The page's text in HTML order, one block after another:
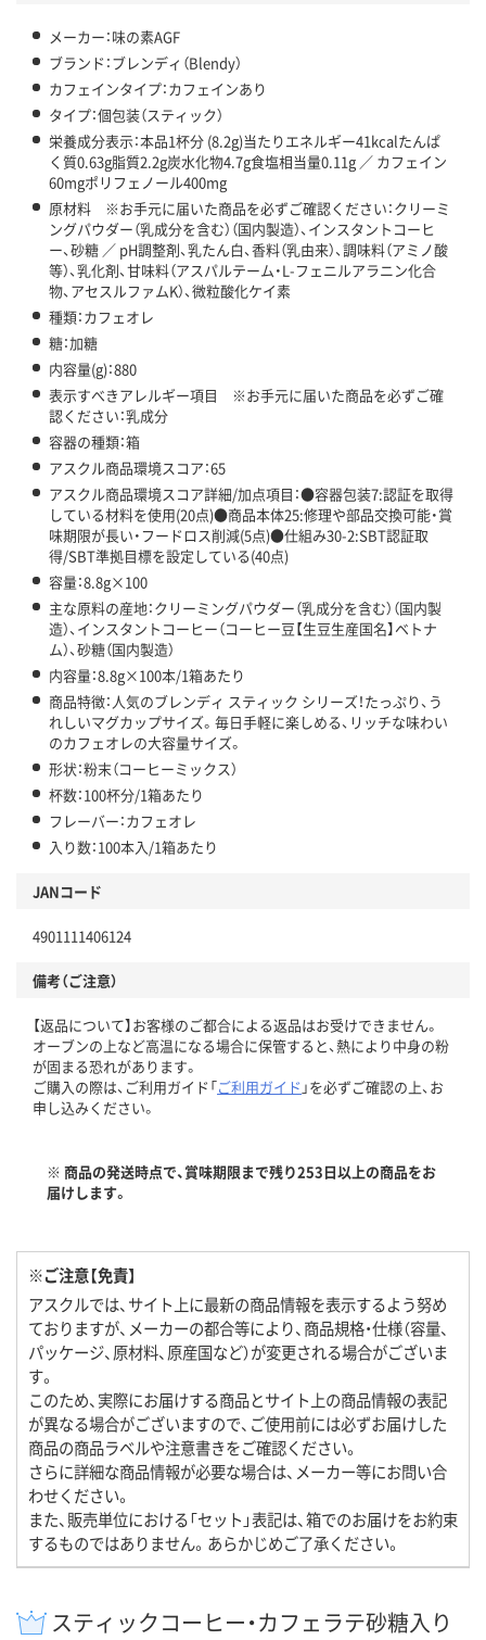
メーカー：味の素AGF
ブランド：ブレンディ（Blendy）
カフェインタイプ：カフェインあり
タイプ：個包装（スティック）
栄養成分表示：本品1杯分 (8.2g)当たりエネルギー41kcalたんぱ
く質0.63g脂質2.2g炭水化物4.7g食塩相当量0.11g ／ カフェイン
60mgポリフェノール400mg
原材料 ※お手元に届いた商品を必ずご確認ください：クリーミ
ングパウダー（乳成分を含む）（国内製造）、インスタントコーヒ
ー、砂糖 ／ pH調整剤、乳たん白、香料（乳由来）、調味料（アミノ酸
等）、乳化剤、甘味料（アスパルテーム・L-フェニルアラニン化合
物、アセスルファムK）、微粒酸化ケイ素
種類：カフェオレ
糖：加糖
内容量(g)：880
表示すべきアレルギー項目 ※お手元に届いた商品を必ずご確
認ください：乳成分
容器の種類：箱
アスクル商品環境スコア：65
アスクル商品環境スコア詳細/加点項目：●容器包装7:認証を取得
している材料を使用(20点)●商品本体25:修理や部品交換可能・賞
味期限が長い・フードロス削減(5点)●仕組み30-2:SBT認証取
得/SBT準拠目標を設定している(40点)
容量：8.8g×100
主な原料の産地：クリーミングパウダー（乳成分を含む）（国内製
造）、インスタントコーヒー（コーヒー豆【生豆生産国名】ベトナ
ム）、砂糖（国内製造）
内容量：8.8g×100本/1箱あたり
商品特徴：人気のブレンディ スティック シリーズ！たっぷり、う
れしいマグカップサイズ。毎日手軽に楽しめる、リッチな味わい
のカフェオレの大容量サイズ。
形状：粉末（コーヒーミックス）
杯数：100杯分/1箱あたり
フレーバー：カフェオレ
入り数：100本入/1箱あたり
JANコード
4901111406124
備考（ご注意）
【返品について】お客様のご都合による返品はお受けできません。
オーブンの上など高温になる場合に保管すると、熱により中身の粉
が固まる恐れがあります。
ご購入の際は、ご利用ガイド「ご利用ガイド 」を必ずご確認の上、お
申し込みください。
※ 商品の発送時点で、賞味期限まで残り253日以上の商品をお
届けします。
※ご注意【免責】
アスクルでは、サイト上に最新の商品情報を表示するよう努め
ておりますが、メーカーの都合等により、商品規格・仕様（容量、
パッケージ、原材料、原産国など）が変更される場合がございま
す。
このため、実際にお届けする商品とサイト上の商品情報の表記
が異なる場合がございますので、ご使用前には必ずお届けした
商品の商品ラベルや注意書きをご確認ください。
さらに詳細な商品情報が必要な場合は、メーカー等にお問い合
わせください。
また、販売単位における「セット」表記は、箱でのお届けをお約束
するものではありません。あらかじめご了承ください。
スティックコーヒー・カフェラテ砂糖入り